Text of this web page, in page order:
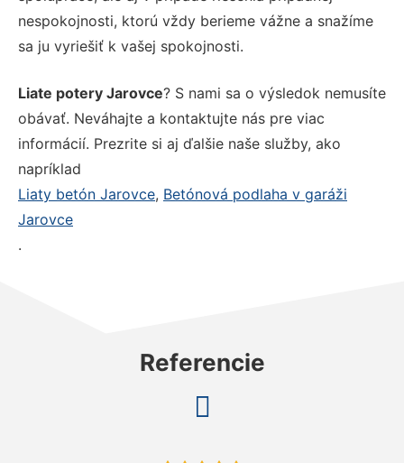
nespokojnosti, ktorú vždy berieme vážne a snažíme
sa ju vyriešiť k vašej spokojnosti.
Liate potery Jarovce? S nami sa o výsledok nemusíte
obávať. Neváhajte a kontaktujte nás pre viac
informácií. Prezrite si aj ďalšie naše služby, ako
napríklad
Liaty betón Jarovce, Betónová podlaha v garáži
Jarovce
.
Referencie